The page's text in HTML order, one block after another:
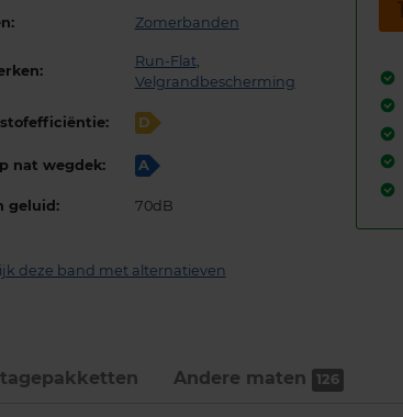
Zomerbanden
Run-Flat,
Velgrandbescherming
D
nat wegdek: A
geluid: 70dB
deze band met alternatieven
Andere maten 126